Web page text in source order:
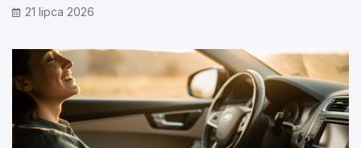
21 lipca 2026